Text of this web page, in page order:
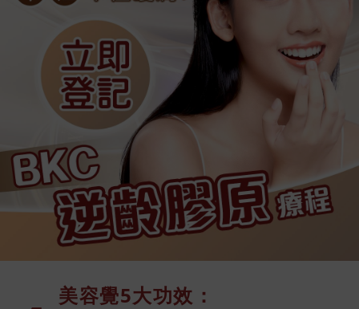
美容覺5大功效：